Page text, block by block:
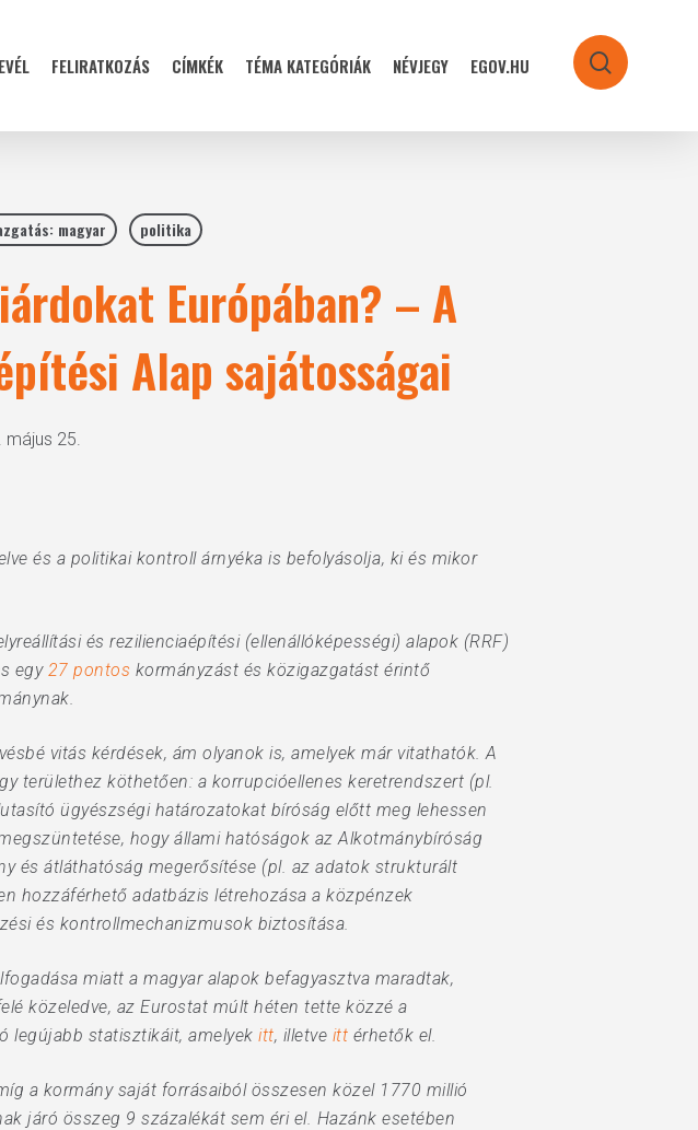
FELIRATKOZÁS CÍMKÉK TÉMA KATEGÓRIÁK NÉVJEGY EGOV.HU search
magyar politika
Európában? – A
Alap sajátosságai
május 25.
és a politikai kontroll árnyéka is befolyásolja, ki és mikor
és rezilienciaépítési (ellenállóképességi) alapok (RRF)
egy 27 pontos kormányzást és közigazgatást érintő
vitás kérdések, ám olyanok is, amelyek már vitathatók. A
területhez köthetően: a korrupcióellenes keretrendszert (pl.
ügyészségi határozatokat bíróság előtt meg lehessen
hogy állami hatóságok az Alkotmánybíróság
és átláthatóság megerősítése (pl. az adatok strukturált
hozzáférhető adatbázis létrehozása a közpénzek
és kontrollmechanizmusok biztosítása.
miatt a magyar alapok befagyasztva maradtak,
közeledve, az Eurostat múlt héten tette közzé a
legújabb statisztikáit, amelyek itt, illetve itt érhetők el.
a kormány saját forrásaiból összesen közel 1770 millió
járó összeg 9 százalékát sem éri el. Hazánk esetében